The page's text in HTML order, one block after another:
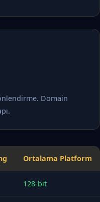
Domain
Ortalama Platform
128-bit